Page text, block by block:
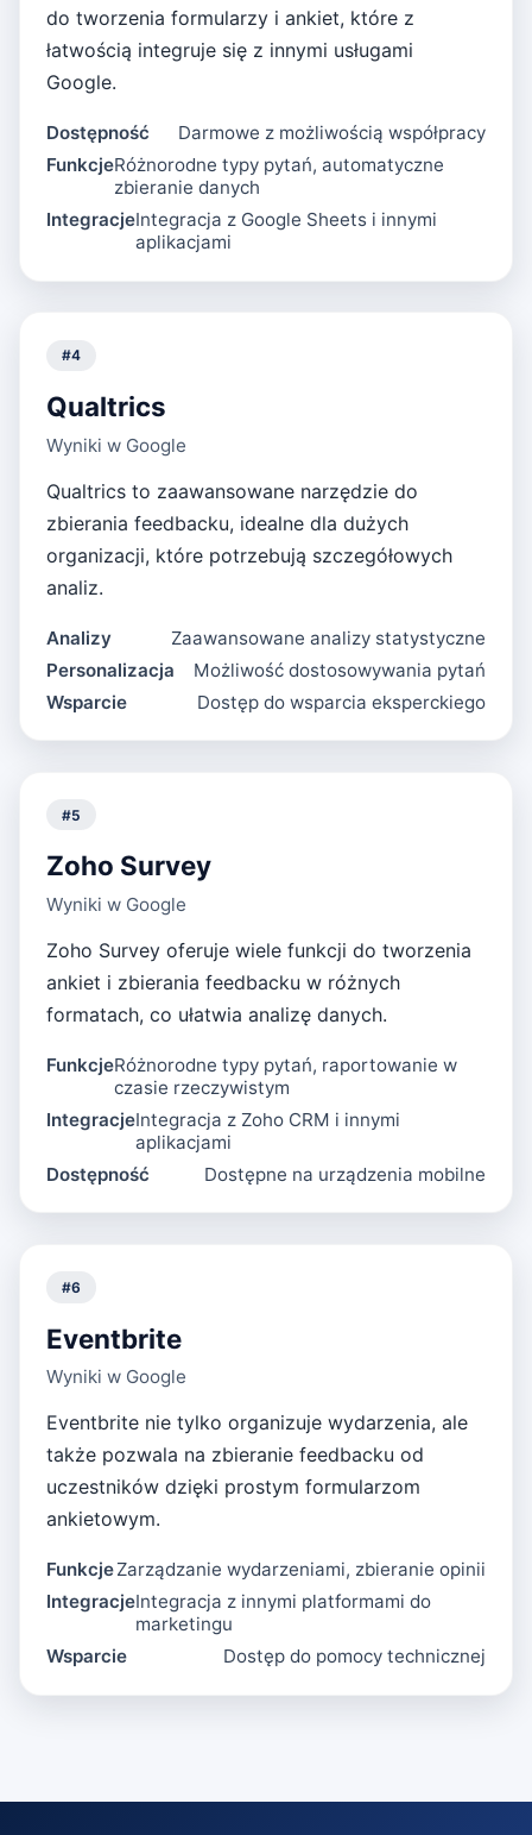
do tworzenia formularzy i ankiet, które z
łatwością integruje się z innymi usługami
Google.
Dostępność
Darmowe z możliwością współpracy
FunkcjeRóżnorodne typy pytań, automatyczne
zbieranie danych
IntegracjeIntegracja z Google Sheets i innymi
aplikacjami
#4
Qualtrics
Wyniki w Google
Qualtrics to zaawansowane narzędzie do
zbierania feedbacku, idealne dla dużych
organizacji, które potrzebują szczegółowych
analiz.
Analizy
Zaawansowane analizy statystyczne
Personalizacja
Możliwość dostosowywania pytań
Wsparcie
Dostęp do wsparcia eksperckiego
#5
Zoho Survey
Wyniki w Google
Zoho Survey oferuje wiele funkcji do tworzenia
ankiet i zbierania feedbacku w różnych
formatach, co ułatwia analizę danych.
FunkcjeRóżnorodne typy pytań, raportowanie w
czasie rzeczywistym
IntegracjeIntegracja z Zoho CRM i innymi
aplikacjami
Dostępność
Dostępne na urządzenia mobilne
#6
Eventbrite
Wyniki w Google
Eventbrite nie tylko organizuje wydarzenia, ale
także pozwala na zbieranie feedbacku od
uczestników dzięki prostym formularzom
ankietowym.
FunkcjeZarządzanie wydarzeniami, zbieranie opinii
IntegracjeIntegracja z innymi platformami do
marketingu
Wsparcie
Dostęp do pomocy technicznej